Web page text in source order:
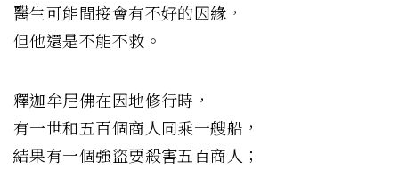
醫生可能間接會有不好的因緣，
但他還是不能不救。
釋迦牟尼佛在因地修行時，
有一世和五百個商人同乘一艘船，
結果有一個強盜要殺害五百商人；